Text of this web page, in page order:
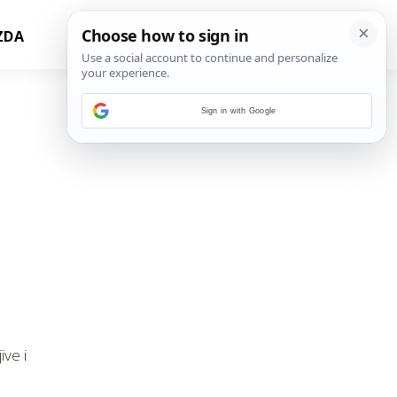
i
Sign in with Google